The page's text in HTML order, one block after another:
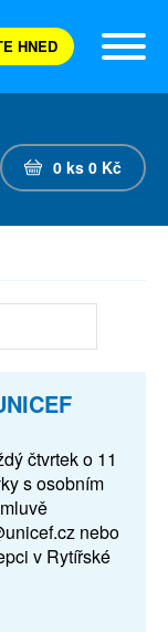
HNED
0 ks 0 Kč
čtvrtek o 11
s osobním
nebo
v Rytířské